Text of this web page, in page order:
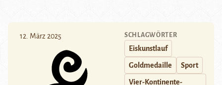
12. März 2025 SCHLAGWÖRTER
Eiskunstlauf
Goldmedaille Sport
Vier-Kontinente-